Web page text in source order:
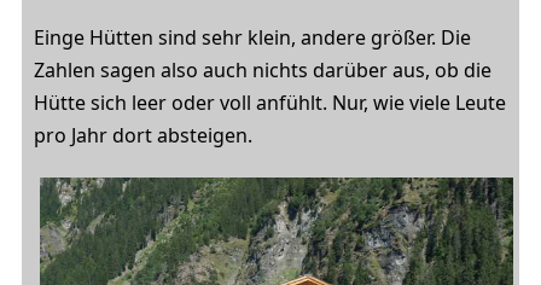
Einge Hütten sind sehr klein, andere größer. Die
Zahlen sagen also auch nichts darüber aus, ob die
Hütte sich leer oder voll anfühlt. Nur, wie viele Leute
pro Jahr dort absteigen.